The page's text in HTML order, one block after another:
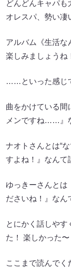
どんどんキャパも
オレスパ、勢い凄
アルバム《生活な
楽しみましょうね
……といった感じ
曲をかけている間
メンですね……』
ナオトさんとは“
すよね！』なんて
ゆっきーさんとは
ださいね！』なん
とにかく話しやす
た！ 楽しかった〜
ここまで読んでく